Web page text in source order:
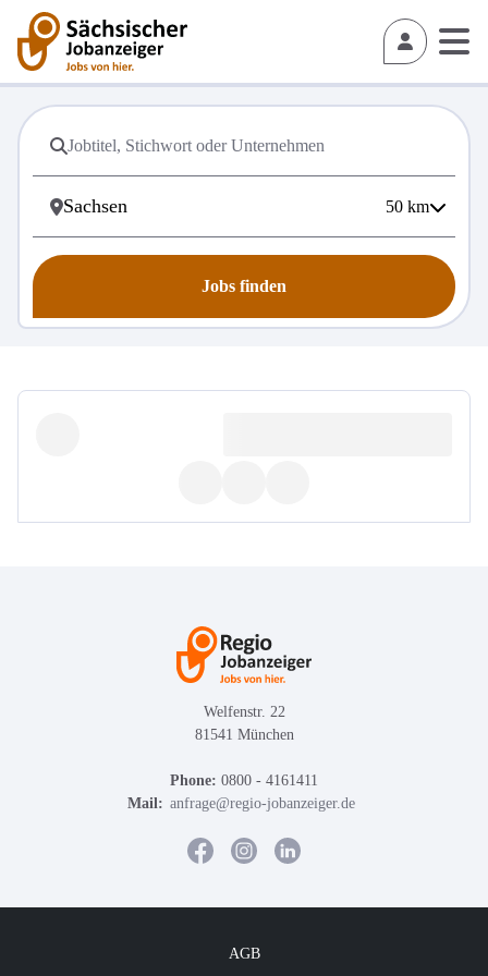
50 km
Jobs finden
Welfenstr. 22
81541 München
Phone: 0800 - 4161411
Mail: anfrage@regio-jobanzeiger.de
AGB